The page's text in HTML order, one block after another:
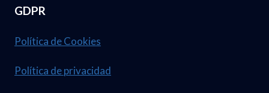
GDPR
Política de Cookies
Política de privacidad